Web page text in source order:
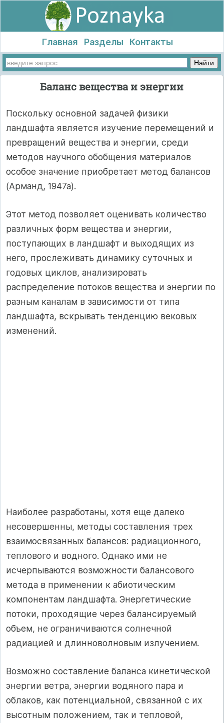
Главная Разделы Контакты
Баланс вещества и энергии
Поскольку основной задачей физики
ландшафта является изучение перемещений и
превращений вещества и энергии, среди
методов научного обобщения материалов
особое значение приобретает метод балансов
(Арманд, 1947а).
Этот метод позволяет оценивать количество
различных форм вещества и энергии,
поступающих в ландшафт и выходящих из
него, прослеживать динамику суточных и
годовых циклов, анализировать
распределение потоков вещества и энергии по
разным каналам в зависимости от типа
ландшафта, вскрывать тенденцию вековых
изменений.
Наиболее разработаны, хотя еще далеко
несовершенны, методы составления трех
взаимосвязанных балансов: радиационного,
теплового и водного. Однако ими не
исчерпываются возможности балансового
метода в применении к абиотическим
компонентам ландшафта. Энергетические
потоки, проходящие через балансируемый
объем, не ограничиваются солнечной
радиацией и длинноволновым излучением.
Возможно составление баланса кинетической
энергии ветра, энергии водяного пара и
облаков, как потенциальной, связанной с их
высотным положением, так и тепловой,